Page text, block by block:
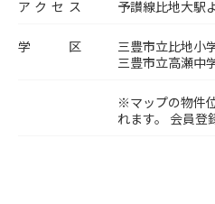
アクセス 予讃線比地大駅
学区
三豊市立比地小
三豊市立高瀬中
※マップの物件
れます。 会員登